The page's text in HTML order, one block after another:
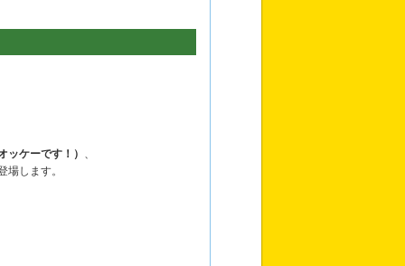
ケーです！） 、
します。